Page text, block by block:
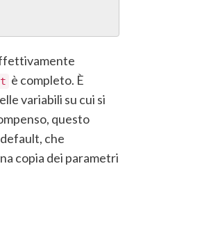
è completo. È
variabili su cui si
questo
che
copia dei parametri